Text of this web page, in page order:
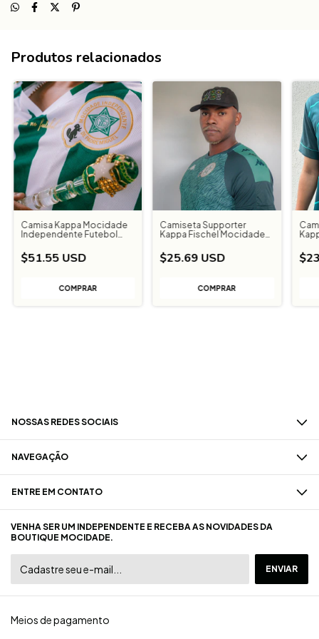
Produtos relacionados
Camisa Kappa Mocidade
Independente Futebol
$51.55 USD
COMPRAR
Camiseta Supporter
Kappa Fischel Mocidade
$25.69 USD
COMPRAR
NOSSAS REDES SOCIAIS
NAVEGAÇÃO
ENTRE EM CONTATO
VENHA SER UM INDEPENDENTE E RECEBA AS NOVIDADES DA
BOUTIQUE MOCIDADE.
Meios de pagamento